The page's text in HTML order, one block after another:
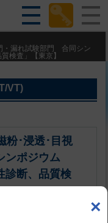
・漏れ試験部門 合同シン
検査」【東京】
×
VT)
･浸透･目視
ポジウム
診断、品質検